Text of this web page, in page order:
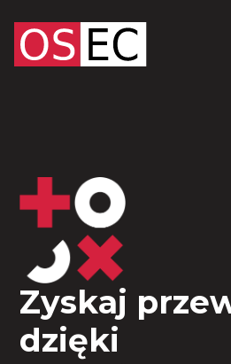
Zyskaj
dzięki